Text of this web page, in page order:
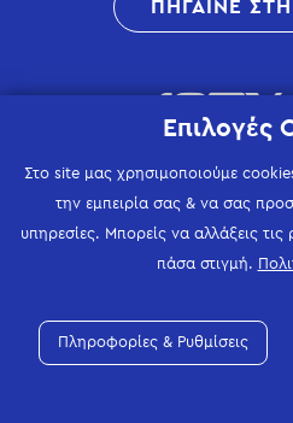
ΠΗΓΑΙΝΕ
Επιλογές
Στο site μας χρησιμοποιούμε
την εμπειρία σας & να σας
υπηρεσίες. Μπορείς να αλλάξεις
πάσα στιγμή.
Πληροφορίες & Ρυθμίσεις